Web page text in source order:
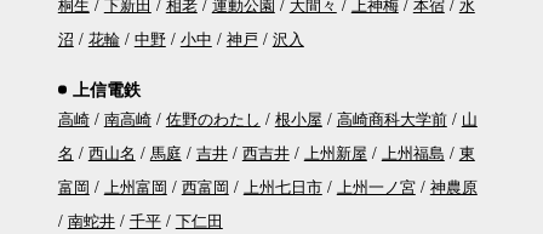
沼
花輪 中野 小中 神戸 沢入
上信電鉄
高崎 南高崎 佐野のわたし 根小屋 高崎商科大学前
山
名
西山名 馬庭 吉井 西吉井 上州新屋 上州福島
東
富岡
上州富岡 西富岡 上州七日市 上州一ノ宮
神農原
南蛇井
千平 下仁田